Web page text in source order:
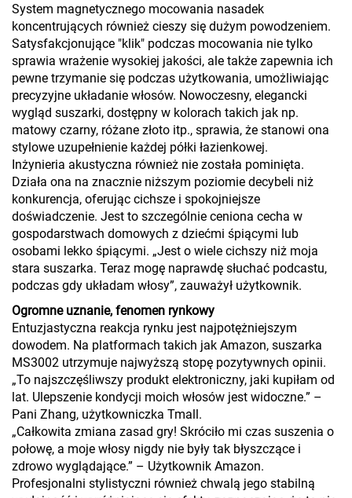
System magnetycznego mocowania nasadek
koncentrujących również cieszy się dużym powodzeniem.
Satysfakcjonujące "klik" podczas mocowania nie tylko
sprawia wrażenie wysokiej jakości, ale także zapewnia ich
pewne trzymanie się podczas użytkowania, umożliwiając
precyzyjne układanie włosów. Nowoczesny, elegancki
wygląd suszarki, dostępny w kolorach takich jak np.
matowy czarny, różane złoto itp., sprawia, że stanowi ona
stylowe uzupełnienie każdej półki łazienkowej.
Inżynieria akustyczna również nie została pominięta.
Działa ona na znacznie niższym poziomie decybeli niż
konkurencja, oferując cichsze i spokojniejsze
doświadczenie. Jest to szczególnie ceniona cecha w
gospodarstwach domowych z dziećmi śpiącymi lub
osobami lekko śpiącymi. „Jest o wiele cichszy niż moja
stara suszarka. Teraz mogę naprawdę słuchać podcastu,
podczas gdy układam włosy”, zauważył użytkownik.
Ogromne uznanie, fenomen rynkowy
Entuzjastyczna reakcja rynku jest najpotężniejszym
dowodem. Na platformach takich jak Amazon, suszarka
MS3002 utrzymuje najwyższą stopę pozytywnych opinii.
„To najszczęśliwszy produkt elektroniczny, jaki kupiłam od
lat. Ulepszenie kondycji moich włosów jest widoczne.” –
Pani Zhang, użytkowniczka Tmall.
„Całkowita zmiana zasad gry! Skróciło mi czas suszenia o
połowę, a moje włosy nigdy nie były tak błyszczące i
zdrowo wyglądające.” – Użytkownik Amazon.
Profesjonalni stylistyczni również chwalą jego stabilną